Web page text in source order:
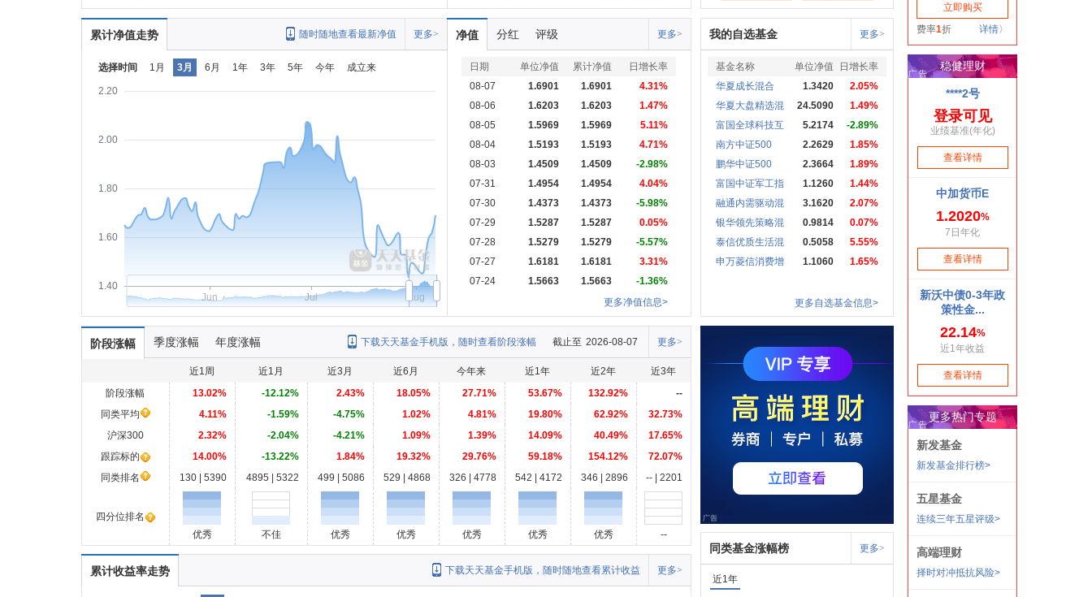
累计净值走势 更多>
随时随地查看最新净值
选择时间 1月 3月 6月 1年 3年 5年 今年 成立来
1.40
1.60
1.80
2.00
2.20
Jun Jul Aug
净值 分红 评级 更多>
日期 单位净值 累计净值
日增长率
08-07
1.6901 1.6901
4.31%
08-06
1.6203 1.6203
1.47%
08-05
1.5969 1.5969
5.11%
08-04
1.5193 1.5193
4.71%
08-03
1.4509 1.4509
-2.98%
07-31
1.4954 1.4954
4.04%
07-30
1.4373 1.4373
-5.98%
07-29
1.5287 1.5287
0.05%
07-28
1.5279 1.5279
-5.57%
07-27
1.6181 1.6181
3.31%
07-24
1.5663 1.5663
-1.36%
更多净值信息>
我的自选基金 更多>
基金名称 单位净值
日增长率
华夏成长混合
1.3420
2.05%
华夏大盘精选混
24.5090
1.49%
富国全球科技互
5.2174
-2.89%
南方中证500
2.2629
1.85%
鹏华中证500
2.3664
1.89%
富国中证军工指
1.1260
1.44%
融通内需驱动混
3.1620
2.07%
银华领先策略混
0.9814
0.07%
泰信优质生活混
0.5058
5.55%
申万菱信消费增
1.1060 1.65%
更多自选基金信息>
阶段涨幅 季度涨幅 年度涨幅 更多>
截止至 2026-08-07
下载天天基金手机版，随时查看阶段涨幅
近1周 近1月 近3月 近6月 今年来 近1年 近2年
近3年
阶段涨幅
13.02% -12.12% 2.43% 18.05% 27.71% 53.67% 132.92%
--
同类平均
4.11% -1.59% -4.75% 1.02% 4.81% 19.80% 62.92%
32.73%
沪深300
2.32% -2.04% -4.21% 1.09% 1.39% 14.09% 40.49%
17.65%
跟踪标的
14.00% -13.22% 1.84% 19.32% 29.76% 59.18% 154.12%
72.07%
同类排名
130 | 5390 4895 | 5322 499 | 5086 529 | 4868 326 | 4778 542 | 4172 346 | 2896 -- | 2201
四分位排名
优秀
不佳 优秀 优秀 优秀 优秀 优秀 --
累计收益率走势 更多>
下载天天基金手机版，随时随地查看累计收益
同类基金涨幅榜 更多>
近1年